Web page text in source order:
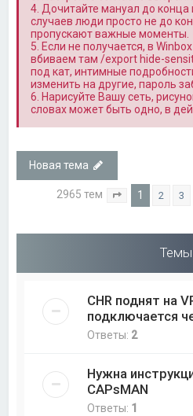
4. Дочитайте мануал до конца
случаев люди просто не до
пропускают важные моменты.
5. Если не получается, в
вбиваем там /export hide-
под кат, интимные
изменить на другие, пароль
6. Нарисуйте Вашу сеть,
словах может быть одно, в
Новая тема
2965 тем Страница из
1 2 3
Темы
CHR поднят на
подключается
Ответы: 2
Нужна
CAPsMAN
Ответы: 1